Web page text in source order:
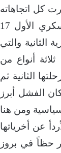
كل اتجاهاته
السياسية في هذا الفلك وهذا المضمار ردحاً من الزمن، هكذا في تجربة الحكم العسكري الأول 17
الثانية والتي
التي قدمت ثلاثة أنواع من
الثانية ثم
الفشل أبرز
ومن هنا
عن أخرياتها
حظاً في بروز